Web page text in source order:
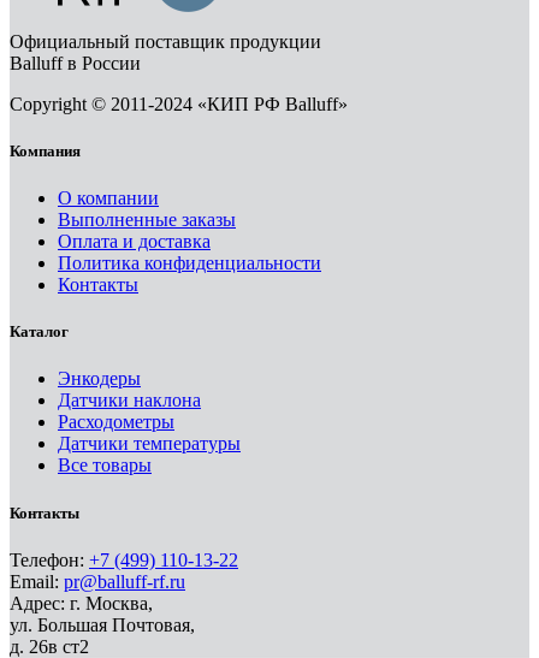
Официальный поставщик продукции
Balluff в России
Copyright © 2011-2024 «КИП РФ Balluff»
Компания
О компании
Выполненные заказы
Оплата и доставка
Политика конфиденциальности
Контакты
Каталог
Энкодеры
Датчики наклона
Расходометры
Датчики температуры
Все товары
Контакты
Телефон: +7 (499) 110-13-22
Email: pr@balluff-rf.ru
Адрес: г. Москва,
ул. Большая Почтовая,
д. 26в ст2